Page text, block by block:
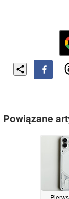
Powiązane